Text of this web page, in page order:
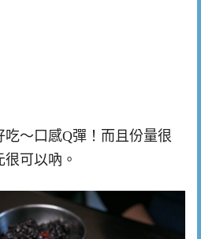
～口感Q彈！而且份量很
可以吶。